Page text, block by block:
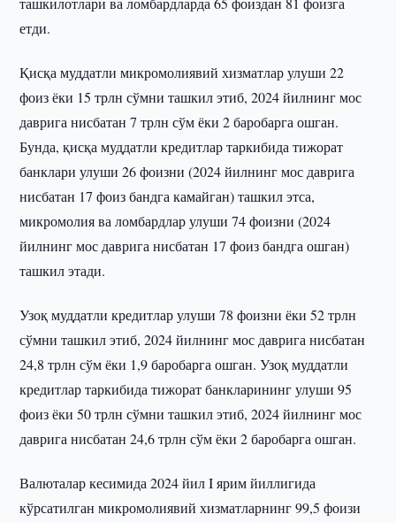
етди.
Қисқа муддатли микромолиявий хизматлар улуши 22
фоиз ёки 15 трлн сўмни ташкил этиб, 2024 йилнинг мос
даврига нисбатан 7 трлн сўм ёки 2 баробарга ошган.
Бунда, қисқа муддатли кредитлар таркибида тижорат
банклари улуши 26 фоизни (2024 йилнинг мос даврига
нисбатан 17 фоиз бандга камайган) ташкил этса,
микромолия ва ломбардлар улуши 74 фоизни (2024
йилнинг мос даврига нисбатан 17 фоиз бандга ошган)
ташкил этади.
Узоқ муддатли кредитлар улуши 78 фоизни ёки 52 трлн
сўмни ташкил этиб, 2024 йилнинг мос даврига нисбатан
24,8 трлн сўм ёки 1,9 баробарга ошган. Узоқ муддатли
кредитлар таркибида тижорат банкларининг улуши 95
фоиз ёки 50 трлн сўмни ташкил этиб, 2024 йилнинг мос
даврига нисбатан 24,6 трлн сўм ёки 2 баробарга ошган.
Валюталар кесимида 2024 йил I ярим йиллигида
кўрсатилган микромолиявий хизматларнинг 99,5 фоизи